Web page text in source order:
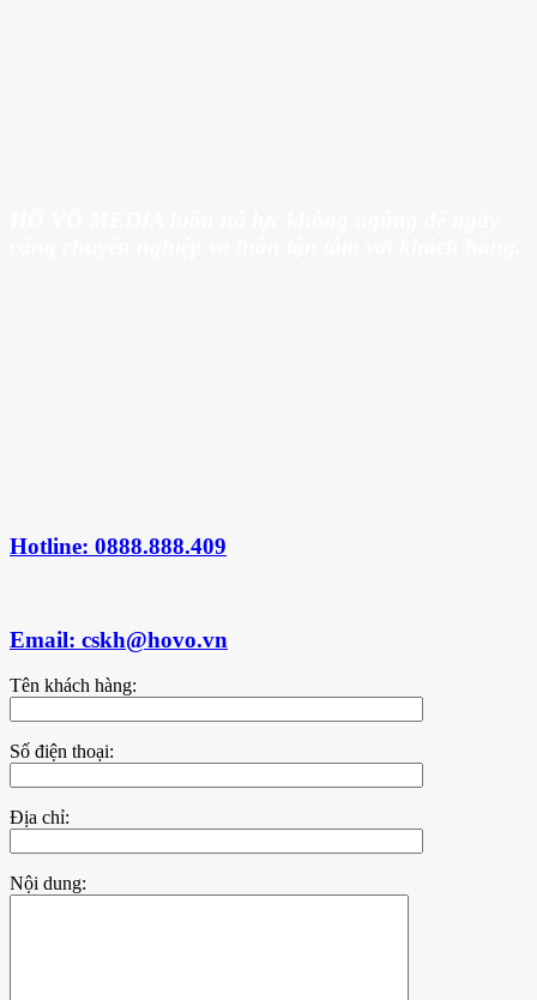
Hotline: 0888.888.409
Email: cskh@hovo.vn
Tên khách hàng:
Số điện thoại:
Địa chỉ:
Nội dung: